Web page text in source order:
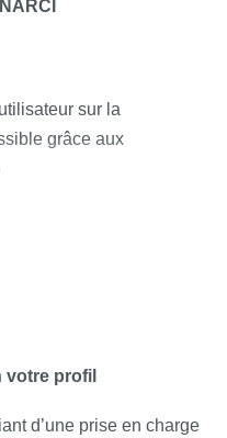
sur la
grâce aux
documents
votre profil
d’une prise en charge